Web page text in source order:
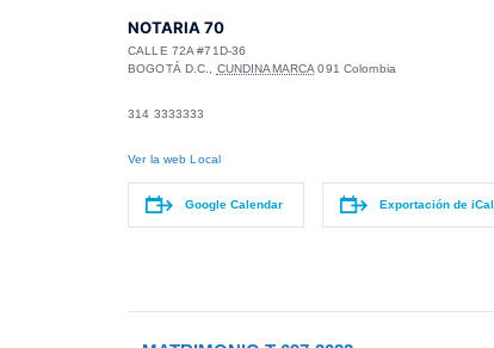
NOTARIA 70
CALLE 72A #71D-36
BOGOTÁ D.C.
CUNDINAMARCA 091 Colombia
314 3333333
Ver la web Local
Google Calendar Exportación de iCal